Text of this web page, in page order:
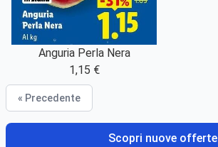
Anguria Perla Nera
1,15 €
« Precedente
Scopri nuove offerte